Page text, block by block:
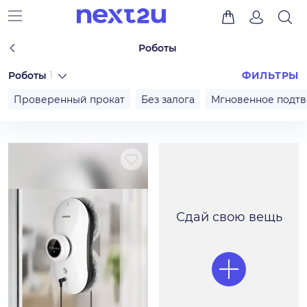
Роботы
Роботы 1
ФИЛЬТРЫ
Проверенный прокат
Без залога Мгновенное
Сдай свою вещь